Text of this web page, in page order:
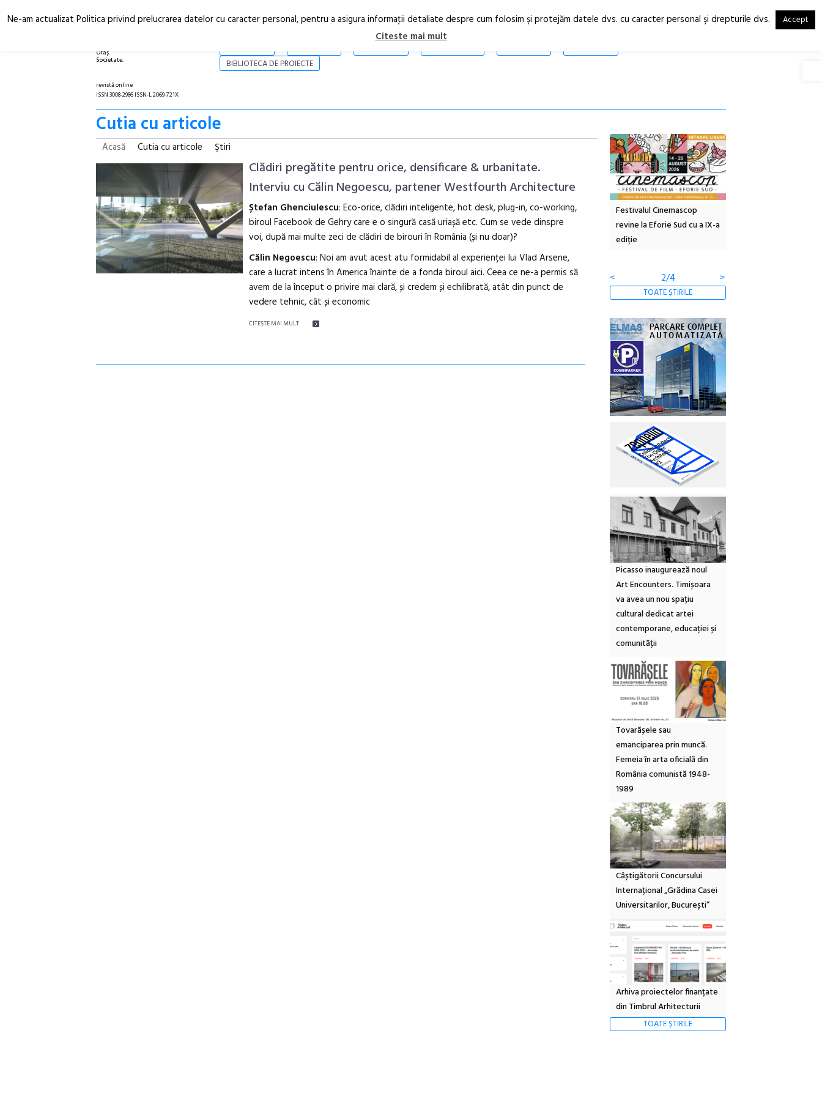
Oraș.
Societate.
RO
EN
BIBLIOTECA DE PROIECTE
revistă online
ISSN 3008-2986 ISSN-L 2069-721X
Cutia cu articole
Acasă Cutia cu articole Ştiri
Clădiri pregătite pentru orice, densificare & urbanitate.
Interviu cu Călin Negoescu, partener Westfourth Architecture
Ștefan Ghenciulescu: Eco-orice, clădiri inteligente, hot desk, plug-in, co-working,
biroul Facebook de Gehry care e o singură casă uriașă etc. Cum se vede dinspre
voi, după mai multe zeci de clădiri de birouri în România (și nu doar)?
Călin Negoescu: Noi am avut acest atu formidabil al experienței lui Vlad Arsene,
care a lucrat intens în America înainte de a fonda biroul aici. Ceea ce ne-a permis să
avem de la început o privire mai clară, și credem și echilibrată, atât din punct de
vedere tehnic, cât și economic
CITEŞTE MAI MULT
Anuala de artă urbană
Artown NOW #5:
Gramatica libertății
Festivalul Cinemascop
revine la Eforie Sud cu a IX-a
ediție
<
2/4 >
TOATE ȘTIRILE
Picasso inaugurează noul
Art Encounters. Timișoara
va avea un nou spațiu
cultural dedicat artei
contemporane, educației și
comunității
Tovarășele sau
emanciparea prin muncă.
Femeia în arta oficială din
România comunistă 1948-
1989
Câștigătorii Concursului
Internațional „Grădina Casei
Universitarilor, București”
Arhiva proiectelor finanțate
din Timbrul Arhitecturii
TOATE ȘTIRILE
Ne-am actualizat Politica privind prelucrarea datelor cu caracter personal, pentru a asigura informaţii detaliate despre cum folosim şi protejăm datele dvs. cu caracter personal şi drepturile dvs. Accept
Citeste mai mult